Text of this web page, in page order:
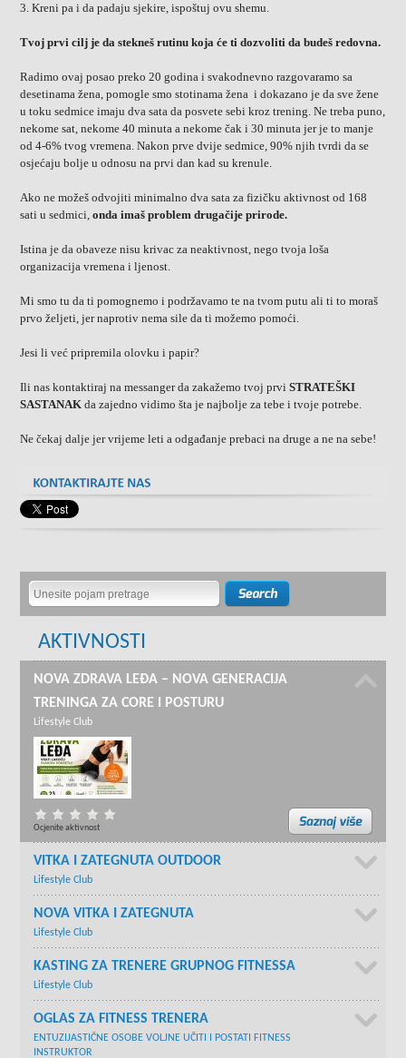
3. Kreni pa i da padaju sjekire, ispoštuj ovu shemu.
Tvoj prvi cilj je da stekneš rutinu koja će ti dozvoliti da budeš redovna.
Radimo ovaj posao preko 20 godina i svakodnevno razgovaramo sa
desetinama žena, pomogle smo stotinama žena i dokazano je da sve žene
u toku sedmice imaju dva sata da posvete sebi kroz trening. Ne treba puno,
nekome sat, nekome 40 minuta a nekome čak i 30 minuta jer je to manje
od 4-6% tvog vremena. Nakon prve dvije sedmice, 90% njih tvrdi da se
osjećaju bolje u odnosu na prvi dan kad su krenule.
Ako ne možeš odvojiti minimalno dva sata za fizičku aktivnost od 168
sati u sedmici,onda imaš problem drugačije prirode.
Istina je da obaveze nisu krivac za neaktivnost, nego tvoja loša
organizacija vremena i ljenost.
Mi smo tu da ti pomognemo i podržavamo te na tvom putu ali ti to moraš
prvo željeti, jer naprotiv nema sile da ti možemo pomoći.
Jesi li već pripremila olovku i papir?
Ili nas kontaktiraj na messanger da zakažemo tvoj prviSTRATEŠKI
SASTANAK da zajedno vidimo šta je najbolje za tebe i tvoje potrebe.
Ne čekaj dalje jer vrijeme leti a odgađanje prebaci na druge a ne na sebe!
AKTIVNOSTI
NOVA ZDRAVA LEĐA – NOVA GENERACIJA
TRENINGA ZA CORE I POSTURU
Lifestyle Club
Ocjenite aktivnost
VITKA I ZATEGNUTA OUTDOOR
Lifestyle Club
NOVA VITKA I ZATEGNUTA
Lifestyle Club
KASTING ZA TRENERE GRUPNOG FITNESSA
Lifestyle Club
OGLAS ZA FITNESS TRENERA
ENTUZIJASTIČNE OSOBE VOLJNE UČITI I POSTATI FITNESS
INSTRUKTOR